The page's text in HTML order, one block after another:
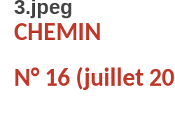
CHEMIN
N° 16 (juillet